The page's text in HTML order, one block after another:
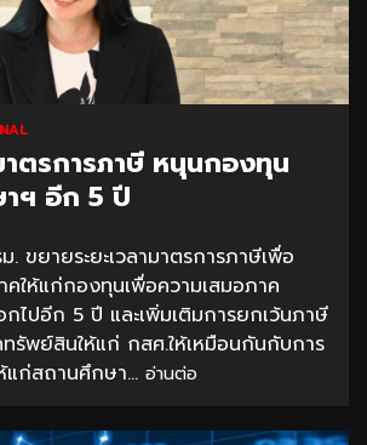
ตรการภาษี หนุนกองทุน
ฯ อีก 5 ปี
ขยายระยะเวลามาตรการภาษีเพื่อ
คให้แก่กองทุนเพื่อความเสมอภาค
ไปอีก 5 ปี และเพิ่มเติมการยกเว้นภาษี
ทรัพย์สินให้แก่ กสศ.ให้เหมือนกันกับการ
แก่สถานศึกษา... อ่านต่อ